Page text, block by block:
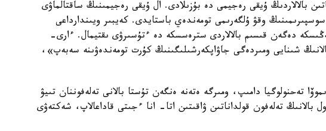
بالالاردىڭ ۇيقى رەجيمى دە بۇزىلادى. ال ۇيقى رەجيمىنىڭ ساقتالماۋى
وقۋ ۇلگەرىمى تومەندەي باستايدى. كەيبىر ويىندارداعى
دەگەن قىسىم بالالاردى سترەسسكە دە ءتۇسىرۋى ىقتيمال. ءارى-
شىنايى ومىردەگى جاۋاپكەرشىلىگىنىڭ كۇرت تومەندەۋىنە سەبەپ»،
تەحنولوگيا دامىپ، ومىرگە ەتەنە ەنگەن تۇستا بالانى تەلەفوننان تىيۋ
بالانىڭ تەلەفون قولداناتىن ۋاقىتىن اتا- انا ءجىتى قاداعالاپ، شەكتەۋى